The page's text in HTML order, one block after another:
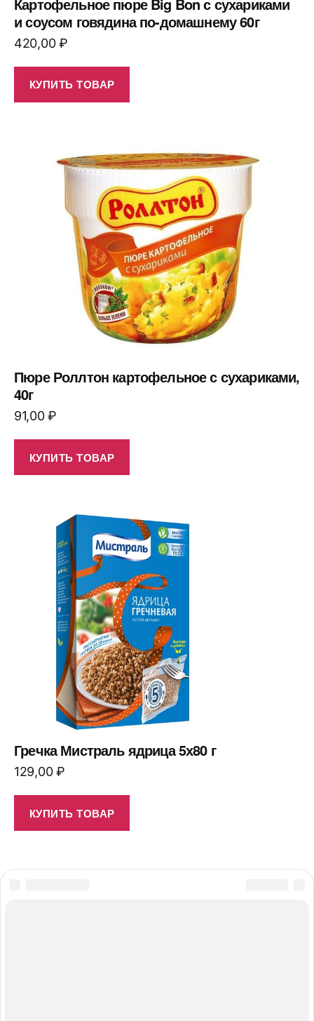
и соусом говядина по-домашнему 60г
420,00₽
КУПИТЬ ТОВАР
Пюре Роллтон картофельное с сухариками,
40г
91,00₽
КУПИТЬ ТОВАР
Гречка Мистраль ядрица 5х80 г
129,00₽
КУПИТЬ ТОВАР